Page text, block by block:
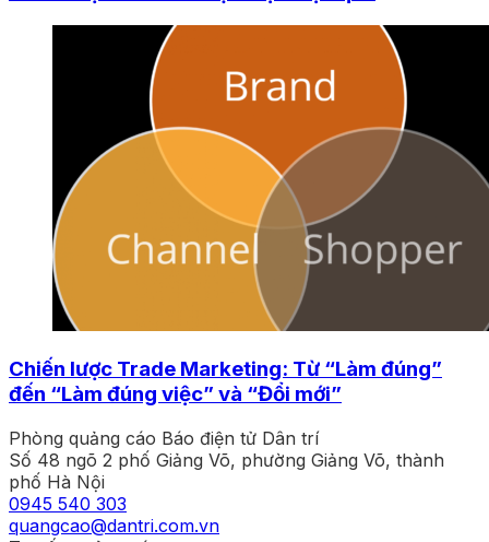
Chiến lược Trade Marketing: Từ “Làm đúng”
đến “Làm đúng việc” và “Đổi mới”
Phòng quảng cáo Báo điện tử Dân trí
Số 48 ngõ 2 phố Giảng Võ, phường Giảng Võ, thành
phố Hà Nội
0945 540 303
quangcao@dantri.com.vn